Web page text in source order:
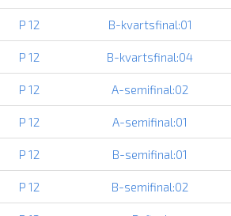
P 12 B-kvartsfinal:01
P 12 B-kvartsfinal:04
P 12 A-semifinal:02
P 12 A-semifinal:01
P 12 B-semifinal:01
P 12 B-semifinal:02